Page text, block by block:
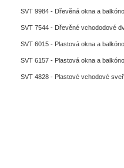
SVT 9984 - Dřevěná okna a
SVT 7544 - Dřevěné vchododové
SVT 6015 - Plastová okna a
SVT 6157 - Plastová okna a
SVT 4828 - Plastové vchodové